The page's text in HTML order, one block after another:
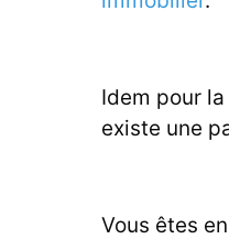
Idem pour
existe une
Vous êtes